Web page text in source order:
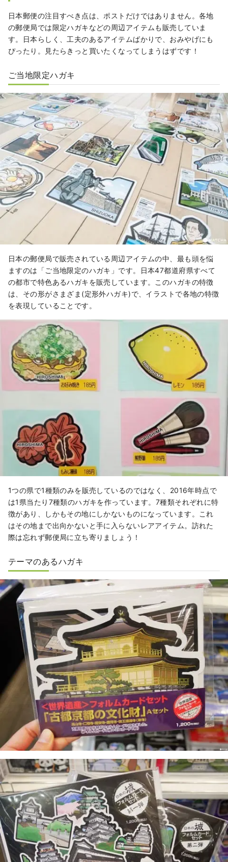
日本郵便の注目すべき点は、ポストだけではありません。各地
の郵便局では限定ハガキなどの周辺アイテムも販売していま
す。日本らしく、工夫のあるアイテムばかりで、おみやげにも
ぴったり。見たらきっと買いたくなってしまうはずです！
ご当地限定ハガキ
日本の郵便局で販売されている周辺アイテムの中、最も頭を悩
ますのは「ご当地限定のハガキ」です。日本47都道府県すべて
の都市で特色あるハガキを販売しています。このハガキの特徴
は、その形がさまざま(定形外ハガキ)で、イラストで各地の特徴
を表現していることです。
1つの県で1種類のみを販売しているのではなく、2016年時点で
は1県当たり7種類のハガキを作っています。7種類それぞれに特
徴があり、しかもその地にしかないものになっています。これ
はその地まで出向かないと手に入らないレアアイテム。訪れた
際は忘れず郵便局に立ち寄りましょう！
テーマのあるハガキ